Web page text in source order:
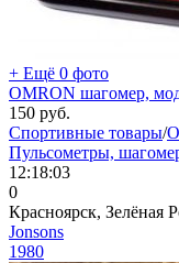
+ Ещё 0 фото
OMRON шагомер,
150 руб.
Спортивные товары/
Пульсометры,
12:18:03
0
Красноярск, Зелёная
Jonsons
1980